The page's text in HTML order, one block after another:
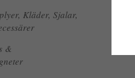
Kläder, Sjalar,
&